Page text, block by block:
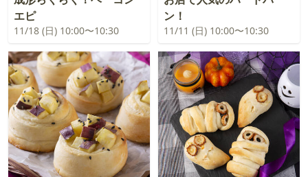
エピ
11/18 (日) 10:00〜10:30
ン！
11/11 (日) 10:00〜10:30